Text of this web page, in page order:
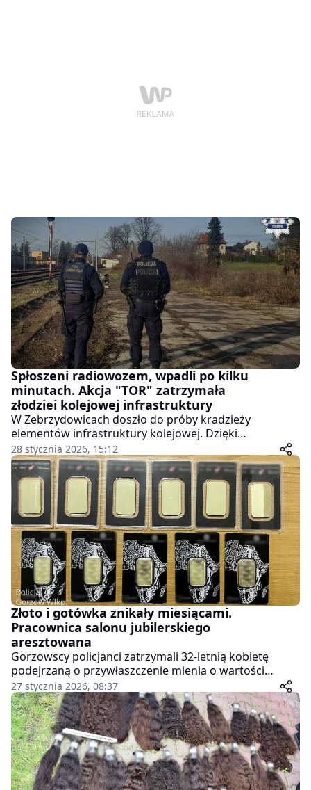
Spłoszeni radiowozem, wpadli po kilku
minutach. Akcja "TOR" zatrzymała
złodziei kolejowej infrastruktury
W Zebrzydowicach doszło do próby kradzieży
elementów infrastruktury kolejowej. Dzięki
skoordynowanym działaniom policjantów z
miejscowego komisariatu oraz funkcjonariuszy Służby
Ochrony Kolei, w ramach akcji "TOR", podejrzani
zostali zatrzymani niemal natychmiast po zdarzeniu.
Sprawa zakończyła się odzyskaniem mienia oraz
postawieniem zarzutów dwóm mężczyznom, którzy –
jak ustalono – przyznali się do winy.
28 stycznia 2026, 15:12
Złoto i gotówka znikały miesiącami.
Pracownica salonu jubilerskiego
aresztowana
Gorzowscy policjanci zatrzymali 32-letnią kobietę
podejrzaną o przywłaszczenie mienia o wartości
przekraczającej milion złotych. Jak ustalono, sprawa
dotyczy gotówki oraz złota, które miały znikać z
jednego z salonów jubilerskich w Gorzowie
Wielkopolskim. Informację o nieprawidłowościach
przekazali służbom przedstawiciele firmy. Sąd – na
wniosek prokuratora – zdecydował o trzymiesięcznym
areszcie tymczasowym. Podejrzanej grozi kara do 10
lat więzienia.
27 stycznia 2026, 08:37